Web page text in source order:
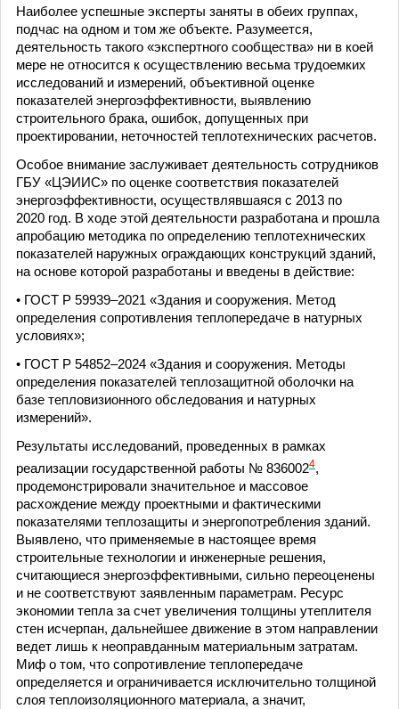
Наиболее успешные эксперты заняты в обеих группах,
подчас на одном и том же объекте. Разумеется,
деятельность такого «экспертного сообщества» ни в коей
мере не относится к осуществлению весьма трудоемких
исследований и измерений, объективной оценке
показателей энергоэффективности, выявлению
строительного брака, ошибок, допущенных при
проектировании, неточностей теплотехнических расчетов.
Особое внимание заслуживает деятельность сотрудников
ГБУ «ЦЭИИС» по оценке соответствия показателей
энергоэффективности, осуществлявшаяся с 2013 по
2020 год. В ходе этой деятельности разработана и прошла
апробацию методика по определению теплотехнических
показателей наружных ограждающих конструкций зданий,
на основе которой разработаны и введены в действие:
• ГОСТ Р 59939–2021 «Здания и сооружения. Метод
определения сопротивления теплопередаче в натурных
условиях»;
• ГОСТ Р 54852–2024 «Здания и сооружения. Методы
определения показателей теплозащитной оболочки на
базе тепловизионного обследования и натурных
измерений».
Результаты исследований, проведенных в рамках
реализации государственной работы № 8360024,
продемонстрировали значительное и массовое
расхождение между проектными и фактическими
показателями теплозащиты и энергопотребления зданий.
Выявлено, что применяемые в настоящее время
строительные технологии и инженерные решения,
считающиеся энергоэффективными, сильно пере­оценены
и не соответствуют заявленным параметрам. Ресурс
экономии тепла за счет увеличения толщины утеплителя
стен исчерпан, дальнейшее движение в этом направлении
ведет лишь к неоправданным материальным затратам.
Миф о том, что сопротивление теплопередаче
определяется и ограничивается исключительно толщиной
слоя тепло­изоляционного материала, а значит,